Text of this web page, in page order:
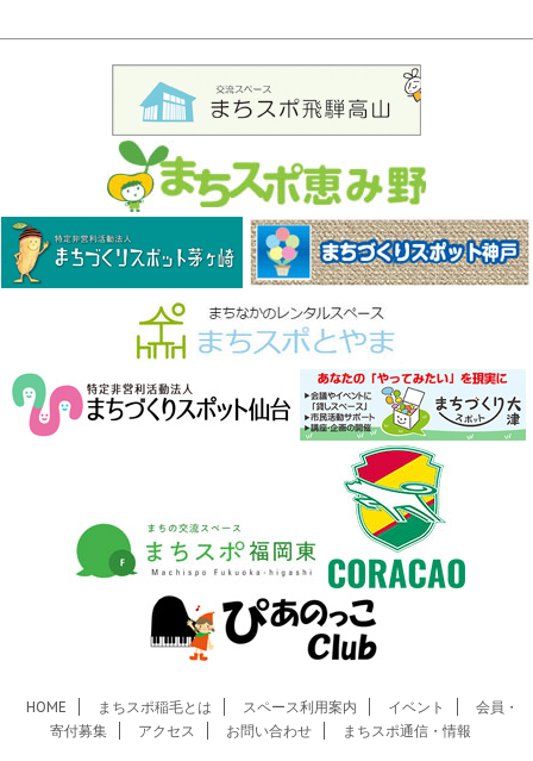
HOME まちスポ稲毛とは スペース利用案内 イベント
会員・
寄付募集
アクセス お問い合わせ まちスポ通信・情報